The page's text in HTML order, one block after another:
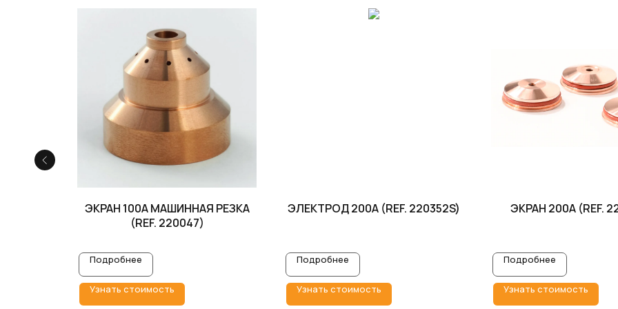
ЭКРАН 100A МАШИННАЯ РЕЗКА
(REF. 220047)
Подробнее
Узнать стоимость
ЭЛЕКТРОД 200A (REF. 220352S)
Подробнее
Узнать стоимость
ЭКРАН 200A (REF.
Подробнее
Узнать стоимость